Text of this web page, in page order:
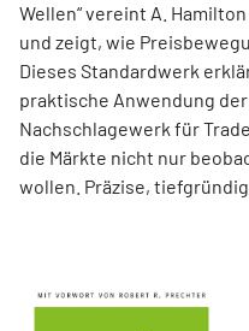
Wellen“ vereint A.
und zeigt, wie
Dieses Standardwerk
praktische Anwendung
Nachschlagewerk für
die Märkte nicht nur
wollen. Präzise,